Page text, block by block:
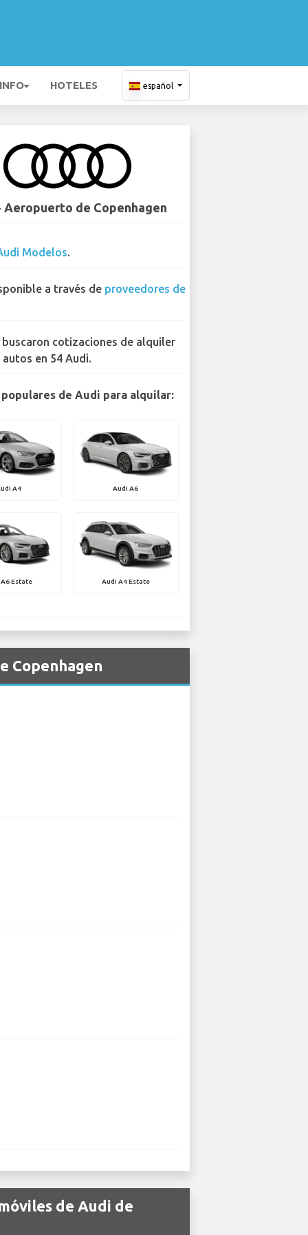
HOTELES español
Aeropuerto de Copenhagen
Modelos.
a través de proveedores de
buscaron cotizaciones de alquiler
autos en 54 Audi.
de Audi para alquilar:
A4 Audi A6
Estate Audi A4 Estate
Copenhagen
de Audi de